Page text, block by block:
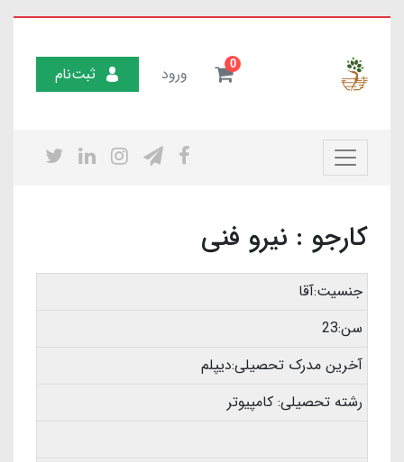
0 ورود ثبت‌نام
کارجو : نیرو فنی
جنسیت:آقا
سن:23
آخرین مدرک تحصیلی:دیپلم
رشته تحصیلی: کامپیوتر